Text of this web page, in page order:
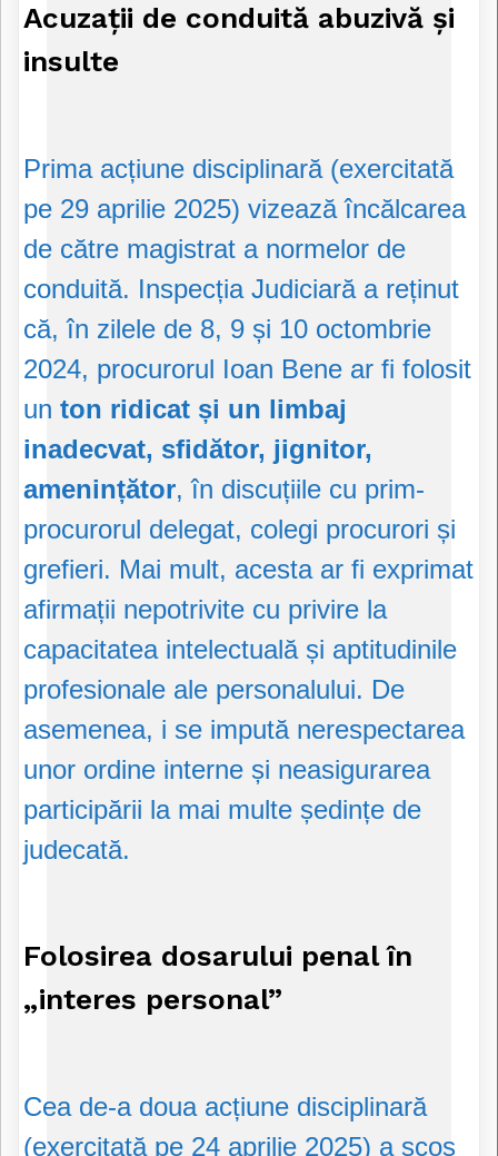
Acuzații de conduită abuzivă și
insulte
Prima acțiune disciplinară (exercitată
pe 29 aprilie 2025) vizează încălcarea
de către magistrat a normelor de
conduită. Inspecția Judiciară a reținut
că, în zilele de 8, 9 și 10 octombrie
2024, procurorul Ioan Bene ar fi folosit
un ton ridicat și un limbaj
inadecvat, sfidător, jignitor,
amenințător, în discuțiile cu prim-
procurorul delegat, colegi procurori și
grefieri. Mai mult, acesta ar fi exprimat
afirmații nepotrivite cu privire la
capacitatea intelectuală și aptitudinile
profesionale ale personalului. De
asemenea, i se impută nerespectarea
unor ordine interne și neasigurarea
participării la mai multe ședințe de
judecată.
Folosirea dosarului penal în
„interes personal”
Cea de-a doua acțiune disciplinară
(exercitată pe 24 aprilie 2025) a scos